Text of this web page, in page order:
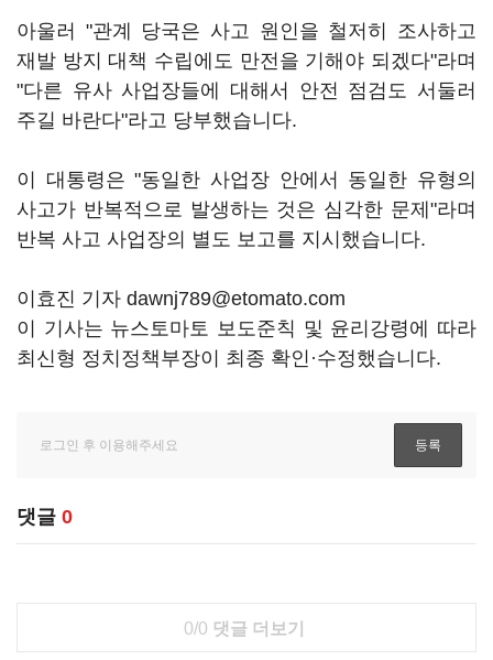
아울러 "관계 당국은 사고 원인을 철저히 조사하고
재발 방지 대책 수립에도 만전을 기해야 되겠다"라며
"다른 유사 사업장들에 대해서 안전 점검도 서둘러
주길 바란다"라고 당부했습니다.
이 대통령은 "동일한 사업장 안에서 동일한 유형의
사고가 반복적으로 발생하는 것은 심각한 문제"라며
반복 사고 사업장의 별도 보고를 지시했습니다.
이효진 기자 dawnj789@etomato.com
이 기사는 뉴스토마토 보도준칙 및 윤리강령에 따라
최신형 정치정책부장이 최종 확인·수정했습니다.
댓글 0
0/0 댓글 더보기